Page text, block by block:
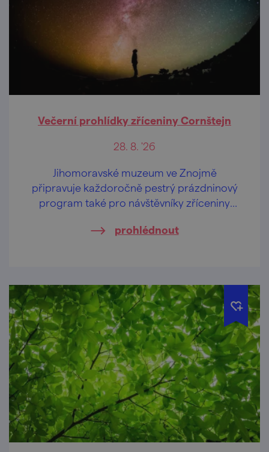
Večerní prohlídky zříceniny Cornštejn
28. 8. '26
Jihomoravské muzeum ve Znojmě
připravuje každoročně pestrý prázdninový
program také pro návštěvníky zříceniny
prohlédnout